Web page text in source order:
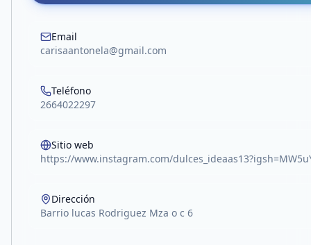
Email
carisaantonela@gmail.com
Teléfono
2664022297
Sitio web
https://www.instagram.com/
Dirección
Barrio lucas Rodriguez Mza o c 6